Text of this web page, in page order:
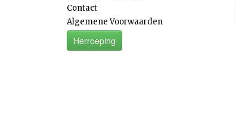
Contact
Algemene Voorwaarden
Herroeping